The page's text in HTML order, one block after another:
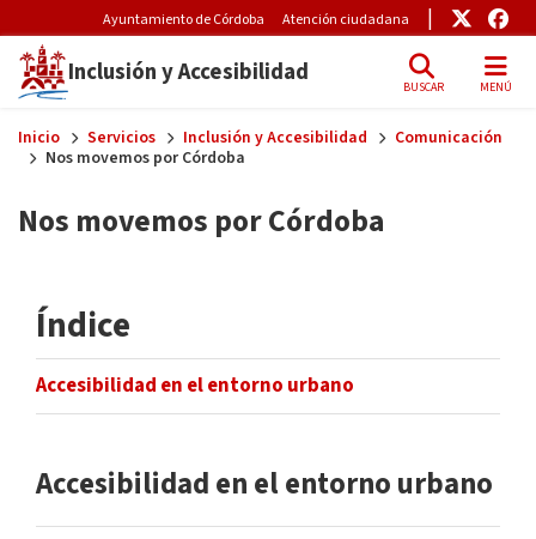
Pre-Header Microsite
Ayuntamiento de Córdoba Atención ciudadana Enlace
Inclusión y Accesibilidad BUSCAR MENÚ
Inicio Servicios Inclusión y Accesibilidad
Comunicación
Nos movemos por Córdoba
Nos movemos por Córdoba
Índice
Accesibilidad en el entorno urbano
Accesibilidad en el entorno urbano